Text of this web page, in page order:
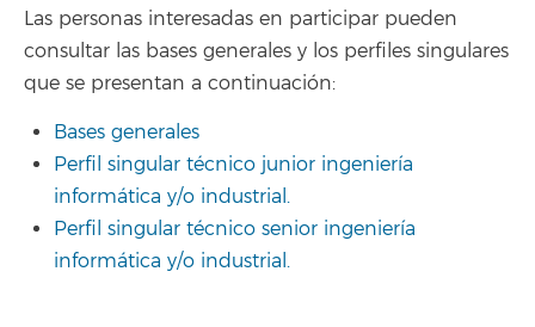
Las personas interesadas en participar pueden
consultar las bases generales y los perfiles singulares
que se presentan a continuación:
Bases generales
Perfil singular técnico junior ingeniería
informática y/o industrial.
Perfil singular técnico senior ingeniería
informática y/o industrial.